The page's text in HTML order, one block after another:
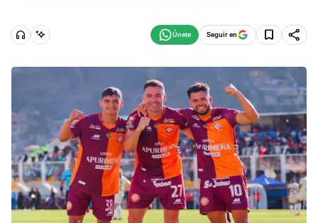
Seguir en